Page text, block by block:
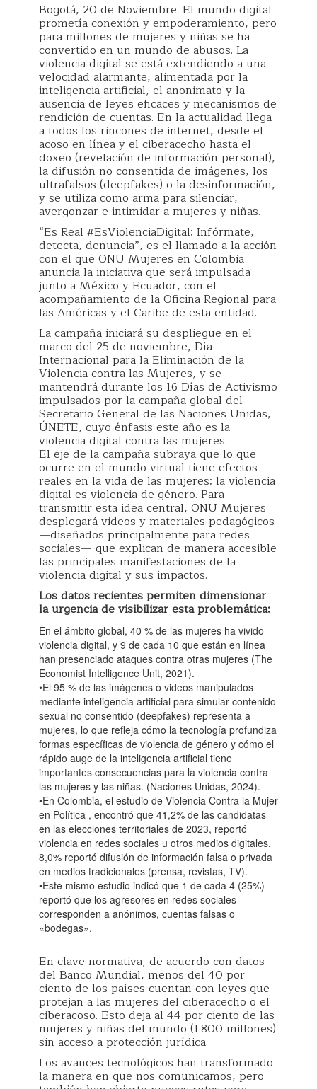
Bogotá, 20 de Noviembre. El mundo digital
prometía conexión y empoderamiento, pero
para millones de mujeres y niñas se ha
convertido en un mundo de abusos. La
violencia digital se está extendiendo a una
velocidad alarmante, alimentada por la
inteligencia artificial, el anonimato y la
ausencia de leyes eficaces y mecanismos de
rendición de cuentas. En la actualidad llega
a todos los rincones de internet, desde el
acoso en línea y el ciberacecho hasta el
doxeo (revelación de información personal),
la difusión no consentida de imágenes, los
ultrafalsos (deepfakes) o la desinformación,
y se utiliza como arma para silenciar,
avergonzar e intimidar a mujeres y niñas.
“Es Real #EsViolenciaDigital: Infórmate,
detecta, denuncia”, es el llamado a la acción
con el que ONU Mujeres en Colombia
anuncia la iniciativa que será impulsada
junto a México y Ecuador, con el
acompañamiento de la Oficina Regional para
las Américas y el Caribe de esta entidad.
La campaña iniciará su despliegue en el
marco del 25 de noviembre, Día
Internacional para la Eliminación de la
Violencia contra las Mujeres, y se
mantendrá durante los 16 Días de Activismo
impulsados por la campaña global del
Secretario General de las Naciones Unidas,
ÚNETE, cuyo énfasis este año es la
violencia digital contra las mujeres.
El eje de la campaña subraya que lo que
ocurre en el mundo virtual tiene efectos
reales en la vida de las mujeres: la violencia
digital es violencia de género. Para
transmitir esta idea central, ONU Mujeres
desplegará videos y materiales pedagógicos
—diseñados principalmente para redes
sociales— que explican de manera accesible
las principales manifestaciones de la
violencia digital y sus impactos.
Los datos recientes permiten dimensionar
la urgencia de visibilizar esta problemática:
En el ámbito global, 40 % de las mujeres ha vivido
violencia digital, y 9 de cada 10 que están en línea
han presenciado ataques contra otras mujeres (The
Economist Intelligence Unit, 2021).
•El 95 % de las imágenes o videos manipulados
mediante inteligencia artificial para simular contenido
sexual no consentido (deepfakes) representa a
mujeres, lo que refleja cómo la tecnología profundiza
formas específicas de violencia de género y cómo el
rápido auge de la inteligencia artificial tiene
importantes consecuencias para la violencia contra
las mujeres y las niñas. (Naciones Unidas, 2024).
•En Colombia, el estudio de Violencia Contra la Mujer
en Política , encontró que 41,2% de las candidatas
en las elecciones territoriales de 2023, reportó
violencia en redes sociales u otros medios digitales,
8,0% reportó difusión de información falsa o privada
en medios tradicionales (prensa, revistas, TV).
•Este mismo estudio indicó que 1 de cada 4 (25%)
reportó que los agresores en redes sociales
corresponden a anónimos, cuentas falsas o
«bodegas».
En clave normativa, de acuerdo con datos
del Banco Mundial, menos del 40 por
ciento de los países cuentan con leyes que
protejan a las mujeres del ciberacecho o el
ciberacoso. Esto deja al 44 por ciento de las
mujeres y niñas del mundo (1.800 millones)
sin acceso a protección jurídica.
Los avances tecnológicos han transformado
la manera en que nos comunicamos, pero